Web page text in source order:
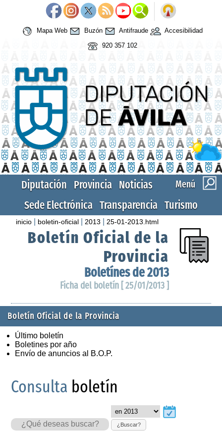
Mapa Web Buzón Antifraude
Accesibilidad
920 357 102
Menú
Diputación Provincia Noticias
Sede Electrónica Transparencia Turismo
inicio boletin-oficial 2013 25-01-2013.html
Boletín Oficial de la
Provincia
Boletínes de 2013
Ficha del boletín [ 25/01/2013 ]
Boletín Oficial de la Provincia
Último boletín
Boletines por año
Envío de anuncios al B.O.P.
Consulta boletín
¿Buscar?